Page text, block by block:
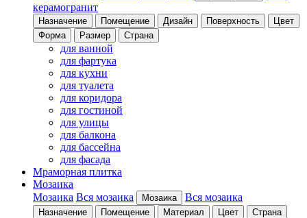
керамогранит
Назначение Помещение Дизайн Поверхность
Цвет
Форма
Размер Страна
для ванной
для фартука
для кухни
для туалета
для коридора
для гостиной
для улицы
для балкона
для бассейна
для фасада
Мраморная плитка
Мозаика
Мозаика Вся мозаика Мозаика Вся мозаика
Назначение Помещение Материал Цвет Страна